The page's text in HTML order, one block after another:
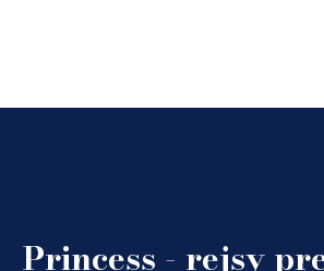
Princess - rejsy